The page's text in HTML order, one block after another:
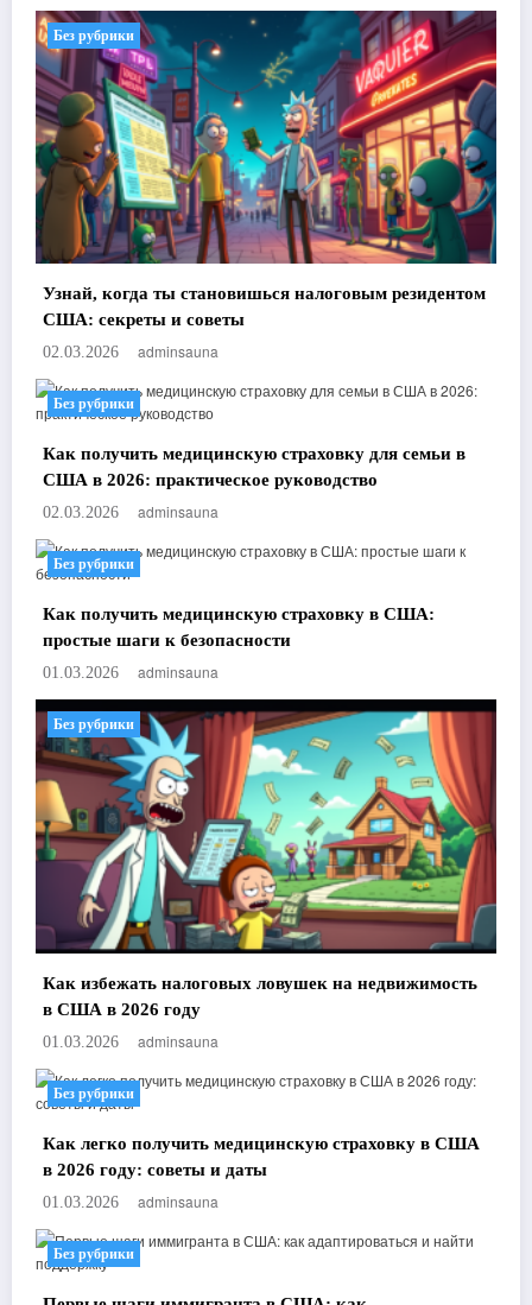
Без рубрики
Узнай, когда ты становишься налоговым резидентом
США: секреты и советы
02.03.2026 adminsauna
Без рубрики
Как получить медицинскую страховку для семьи в
США в 2026: практическое руководство
02.03.2026 adminsauna
Без рубрики
Как получить медицинскую страховку в США:
простые шаги к безопасности
01.03.2026 adminsauna
Без рубрики
Как избежать налоговых ловушек на недвижимость
в США в 2026 году
01.03.2026 adminsauna
Без рубрики
Как легко получить медицинскую страховку в США
в 2026 году: советы и даты
01.03.2026 adminsauna
Без рубрики